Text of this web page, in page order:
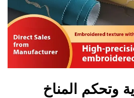
وتحكم المناخ